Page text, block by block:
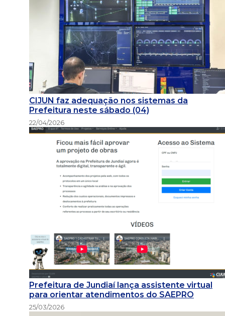
CIJUN faz adequação nos sistemas da
Prefeitura neste sábado (04)
22/04/2026
Prefeitura de Jundiaí lança assistente virtual
para orientar atendimentos do SAEPRO
25/03/2026